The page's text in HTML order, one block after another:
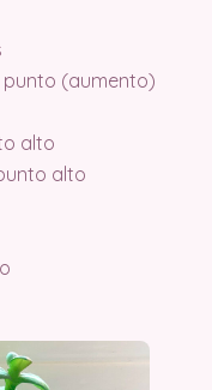
punto (aumento)
alto
alto